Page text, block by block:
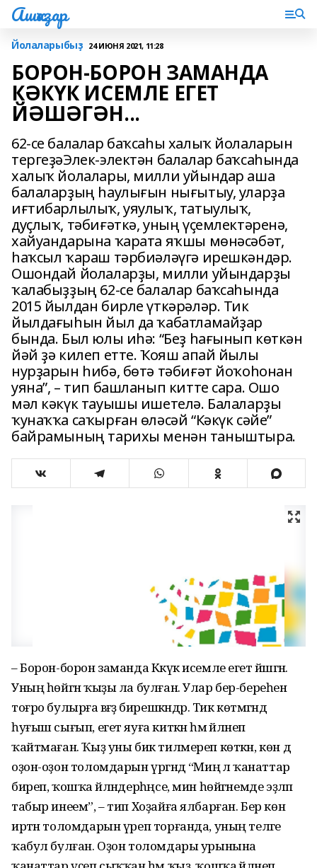
Ашҡаҙар
Йолаларыбыҙ 24 ИЮНЯ 2021, 11:28
БОРОН-БОРОН ЗАМАНДА
КӘКҮК ИСЕМЛЕ ЕГЕТ
ЙӘШӘГӘН...
62-се балалар баҡсаһы халыҡ йолаларын
тергеҙәЭлек-электән балалар баҡсаһында
халыҡ йолалары, милли уйындар аша
балаларҙың һаулығын нығытыу, уларҙа
иғтибарлылыҡ, уяулыҡ, татыулыҡ,
дуҫлыҡ, тәбиғәткә, уның үҫемлектәренә,
хайуандарына ҡарата яҡшы мөнәсәбәт,
һаҡсыл ҡараш тәрбиәләүгә ирешкәндәр.
Ошондай йолаларҙы, милли уйындарҙы
ҡалабыҙҙың 62-се балалар баҡсаһында
2015 йылдан бирле үткәрәләр. Тик
йылдағыһын йыл да ҡабатламайҙар
бында. Был юлы иһә: “Беҙ һағынып көткән
йәй ҙә килеп етте. Ҡояш апай йылы
нурҙарын һибә, бөтә тәбиғәт йоҡоһонан
уяна”, – тип башланып китте сара. Ошо
мәл кәкүк тауышы ишетелә. Балаларҙы
ҡунаҡҡа саҡырған өләсәй “Кәкүк сәйе”
байрамының тарихы менән таныштыра.
– Борон-борон заманда Кәкүк исемле егет йәшәгән.
Уның һөйгән ҡыҙы ла булған. Улар бер-береһенә
тоғро булырға вәғәҙә бирешкәндәр. Тик көтмәгәндә
һуғыш сығып, егет яуға киткән һәм әйләнеп
ҡайтмаған. Ҡыҙ уны бик тилмереп көткән, көн дә
оҙон-оҙон толомдарын үргәндә “Миңә лә ҡанаттар
биреп, ҡошҡа әйләндерһәңсе, мин һөйгәнемде эҙләп
табыр инеем”, – тип Хоҙайға ялбарған. Бер көн
иртән толомдарын үреп торғанда, уның теләге
ҡабул булған. Оҙон толомдары урынына